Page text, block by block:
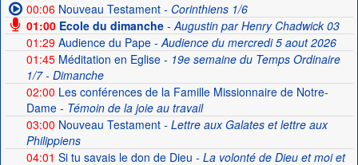
00:06Nouveau Testament- Corinthiens 1/6
01:00Ecole du dimanche- Augustin par Henry Chadwick 03
01:29Audience du Pape- Audience du mercredi 5 aout 2026
01:45Méditation en Eglise- 19e semaine du Temps Ordinaire
1/7 - Dimanche
02:00 Les conférences de la Famille Missionnaire de Notre-
Dame- Témoin de la joie au travail
03:00 Nouveau Testament- Lettre aux Galates et lettre aux
Philippiens
04:01 Si tu savais le don de Dieu - La volonté de Dieu et moi et